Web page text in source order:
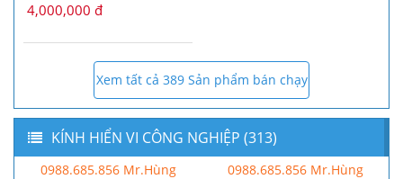
4,000,000 đ
Xem tất cả 389 Sản phẩm bán chạy
KÍNH HIỂN VI CÔNG NGHIỆP (313)
0988.685.856 Mr.Hùng 0988.685.856 Mr.Hùng